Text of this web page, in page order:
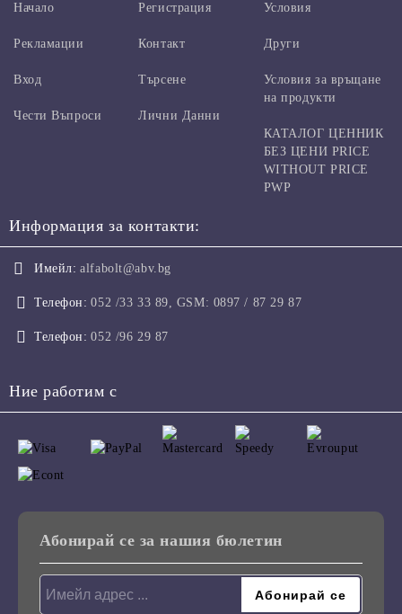
Начало
Рекламации
Вход
Чести Въпроси
Регистрация
Контакт
Търсене
Лични Данни
Условия
Други
Условия за връщане
на продукти
КАТАЛОГ ЦЕННИК
БЕЗ ЦЕНИ PRICE
WITHOUT PRICE
PWP
Информация за контакти:
Имейл: alfabolt@abv.bg
Телефон: 052 /33 33 89, GSM: 0897 / 87 29 87
Телефон: 052 /96 29 87
Ние работим с
Абонирай се за нашия бюлетин